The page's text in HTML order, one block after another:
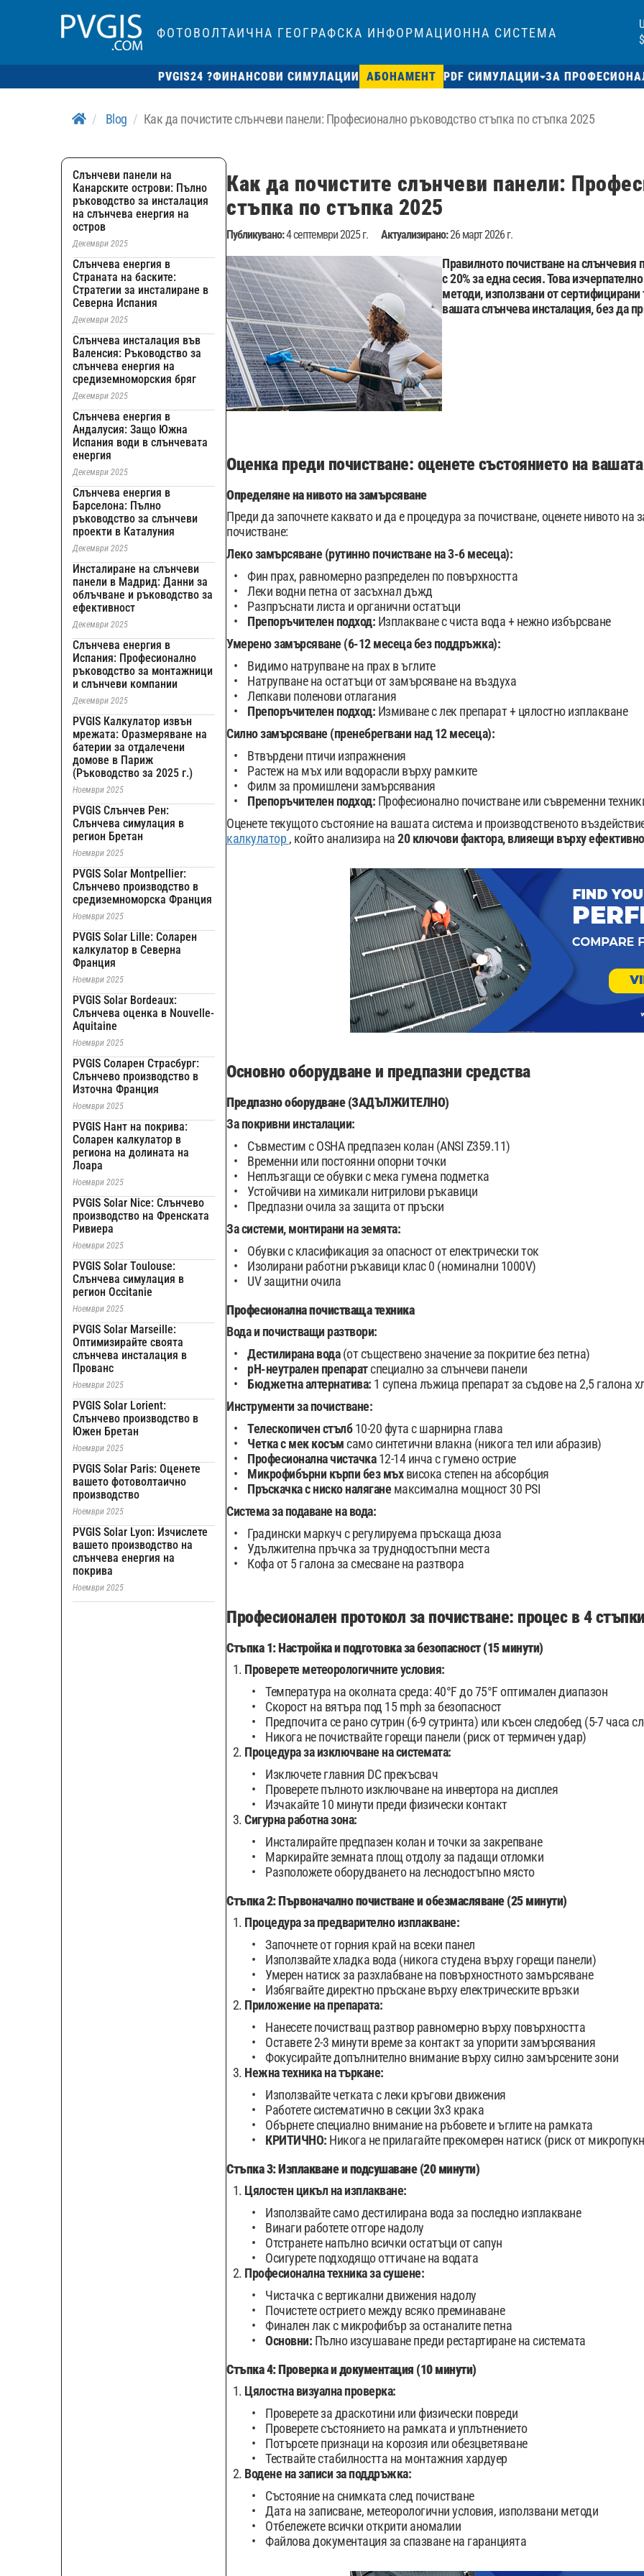
ФОТОВОЛТАИЧНА ГЕОГРАФСКА ИНФОРМАЦИОННА СИСТЕМА
$
PVGIS24 ?ФИНАНСОВИ СИМУЛАЦИИ АБОНАМЕНТ PDF СИМУЛАЦИИ ЗА
Blog Как да почистите слънчеви панели: Професионално ръководство стъпка по стъпка 2025
Слънчеви панели на
Канарските острови: Пълно
ръководство за инсталация
на слънчева енергия на
остров
Декември 2025
Слънчева енергия в
Страната на баските:
Стратегии за инсталиране в
Северна Испания
Декември 2025
Слънчева инсталация във
Валенсия: Ръководство за
слънчева енергия на
средиземноморския бряг
Декември 2025
Слънчева енергия в
Андалусия: Защо Южна
Испания води в слънчевата
енергия
Декември 2025
Слънчева енергия в
Барселона: Пълно
ръководство за слънчеви
проекти в Каталуния
Декември 2025
Инсталиране на слънчеви
панели в Мадрид: Данни за
облъчване и ръководство за
ефективност
Декември 2025
Слънчева енергия в
Испания: Професионално
ръководство за монтажници
и слънчеви компании
Декември 2025
PVGIS Калкулатор извън
мрежата: Оразмеряване на
батерии за отдалечени
домове в Париж
(Ръководство за 2025 г.)
Ноември 2025
PVGIS Слънчев Рен:
Слънчева симулация в
регион Бретан
Ноември 2025
PVGIS Solar Montpellier:
Слънчево производство в
средиземноморска Франция
Ноември 2025
PVGIS Solar Lille: Соларен
калкулатор в Северна
Франция
Ноември 2025
PVGIS Solar Bordeaux:
Слънчева оценка в Nouvelle-
Aquitaine
Ноември 2025
PVGIS Соларен Страсбург:
Слънчево производство в
Източна Франция
Ноември 2025
PVGIS Нант на покрива:
Соларен калкулатор в
региона на долината на
Лоара
Ноември 2025
PVGIS Solar Nice: Слънчево
производство на Френската
Ривиера
Ноември 2025
PVGIS Solar Toulouse:
Слънчева симулация в
регион Occitanie
Ноември 2025
PVGIS Solar Marseille:
Оптимизирайте своята
слънчева инсталация в
Прованс
Ноември 2025
PVGIS Solar Lorient:
Слънчево производство в
Южен Бретан
Ноември 2025
PVGIS Solar Paris: Оценете
вашето фотоволтаично
производство
Ноември 2025
PVGIS Solar Lyon: Изчислете
вашето производство на
слънчева енергия на
покрива
Ноември 2025
Как да почистите слънчеви панели:
стъпка по стъпка 2025
Публикувано:4 септември 2025 г. Актуализирано:26 март 2026 г.
Правилното почистване на
с 20% за една сесия.Това
методи, използвани от
вашата слънчева инсталация, без да
Оценка преди почистване: оценете състоянието на
Определяне на нивото на замърсяване
Преди да започнете каквато и да е процедура за почистване, оценете нивото
почистване:
Леко замърсяване (рутинно почистване на 3-6 месеца):
Фин прах, равномерно разпределен по повърхността
Леки водни петна от засъхнал дъжд
Разпръснати листа и органични остатъци
Препоръчителен подход: Изплакване с чиста вода + нежно избърсване
Умерено замърсяване (6-12 месеца без поддръжка):
Видимо натрупване на прах в ъглите
Натрупване на остатъци от замърсяване на въздуха
Лепкави поленови отлагания
Препоръчителен подход: Измиване с лек препарат + цялостно изплакване
Силно замърсяване (пренебрегвани над 12 месеца):
Втвърдени птичи изпражнения
Растеж на мъх или водорасли върху рамките
Филм за промишлени замърсявания
Препоръчителен подход: Професионално почистване или съвременни
Оценете текущото състояние на вашата система и производственото
калкулатор , който анализира на20 ключови фактора, влияещи върху
Основно оборудване и предпазни средства
Предпазно оборудване (ЗАДЪЛЖИТЕЛНО)
За покривни инсталации:
Съвместим с OSHA предпазен колан (ANSI Z359.11)
Временни или постоянни опорни точки
Неплъзгащи се обувки с мека гумена подметка
Устойчиви на химикали нитрилови ръкавици
Предпазни очила за защита от пръски
За системи, монтирани на земята:
Обувки с класификация за опасност от електрически ток
Изолирани работни ръкавици клас 0 (номинални 1000V)
UV защитни очила
Професионална почистваща техника
Вода и почистващи разтвори:
Дестилирана вода(от съществено значение за покритие без петна)
pH-неутрален препаратспециално за слънчеви панели
Бюджетна алтернатива: 1 супена лъжица препарат за съдове на 2,5 галона
Инструменти за почистване:
Телескопичен стълб10-20 фута с шарнирна глава
Четка с мек косъмсамо синтетични влакна (никога тел или абразив)
Професионална чистачка12-14 инча с гумено острие
Микрофибърни кърпи без мъхвисока степен на абсорбция
Пръскачка с ниско налягане максимална мощност 30 PSI
Система за подаване на вода:
Градински маркуч с регулируема пръскаща дюза
Удължителна пръчка за труднодостъпни места
Кофа от 5 галона за смесване на разтвора
Професионален протокол за почистване: процес в 4 стъпки
Стъпка 1: Настройка и подготовка за безопасност (15 минути)
Проверете метеорологичните условия:
Температура на околната среда: 40°F до 75°F оптимален диапазон
Скорост на вятъра под 15 mph за безопасност
Предпочита се рано сутрин (6-9 сутринта) или късен следобед (5-7 часа
Никога не почиствайте горещи панели (риск от термичен удар)
Процедура за изключване на системата:
Изключете главния DC прекъсвач
Проверете пълното изключване на инвертора на дисплея
Изчакайте 10 минути преди физически контакт
Сигурна работна зона:
Инсталирайте предпазен колан и точки за закрепване
Маркирайте земната площ отдолу за падащи отломки
Разположете оборудването на леснодостъпно място
Стъпка 2: Първоначално почистване и обезмасляване (25 минути)
Процедура за предварително изплакване:
Започнете от горния край на всеки панел
Използвайте хладка вода (никога студена върху горещи панели)
Умерен натиск за разхлабване на повърхностното замърсяване
Избягвайте директно пръскане върху електрическите връзки
Приложение на препарата:
Нанесете почистващ разтвор равномерно върху повърхността
Оставете 2-3 минути време за контакт за упорити замърсявания
Фокусирайте допълнително внимание върху силно замърсените зони
Нежна техника на търкане:
Използвайте четката с леки кръгови движения
Работете систематично в секции 3x3 крака
Обърнете специално внимание на ръбовете и ъглите на рамката
КРИТИЧНО: Никога не прилагайте прекомерен натиск (риск от
Стъпка 3: Изплакване и подсушаване (20 минути)
Цялостен цикъл на изплакване:
Използвайте само дестилирана вода за последно изплакване
Винаги работете отгоре надолу
Отстранете напълно всички остатъци от сапун
Осигурете подходящо оттичане на водата
Професионална техника за сушене:
Чистачка с вертикални движения надолу
Почистете острието между всяко преминаване
Финален лак с микрофибър за останалите петна
Основни: Пълно изсушаване преди рестартиране на системата
Стъпка 4: Проверка и документация (10 минути)
Цялостна визуална проверка:
Проверете за драскотини или физически повреди
Проверете състоянието на рамката и уплътнението
Потърсете признаци на корозия или обезцветяване
Тествайте стабилността на монтажния хардуер
Водене на записи за поддръжка:
Състояние на снимката след почистване
Дата на записване, метеорологични условия, използвани методи
Отбележете всички открити аномалии
Файлова документация за спазване на гаранцията